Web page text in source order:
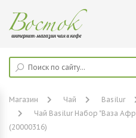
Магазин Чай Basilur
Чай Basilur Набор "Ваза
(20000316)